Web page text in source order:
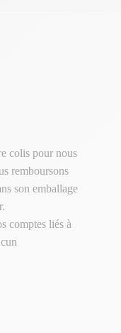
colis pour nous
remboursons
son emballage
comptes liés à